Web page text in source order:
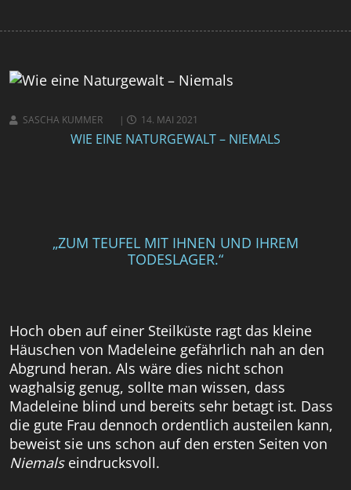
SASCHA KUMMER 14. MAI 2021
WIE EINE NATURGEWALT – NIEMALS
„ZUM TEUFEL MIT IHNEN UND IHREM
TODESLAGER.“
Hoch oben auf einer Steilküste ragt das kleine
Häuschen von Madeleine gefährlich nah an den
Abgrund heran. Als wäre dies nicht schon
waghalsig genug, sollte man wissen, dass
Madeleine blind und bereits sehr betagt ist. Dass
die gute Frau dennoch ordentlich austeilen kann,
beweist sie uns schon auf den ersten Seiten von
Niemalseindrucksvoll.